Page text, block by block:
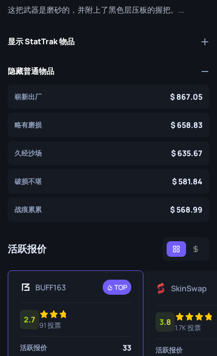
这把武器是磨砂的，并附上了黑色层压板的握把。...
显示 StatTrak 物品
隐藏普通物品
崭新出厂 867.05
略有磨损 658.83
久经沙场 635.67
破损不堪 581.84
战痕累累 568.99
活跃报价
BUFF163 TOP
2.7
91 投票
活跃报价 33
SkinSwap
3.8
1.7K 投票
活跃报价